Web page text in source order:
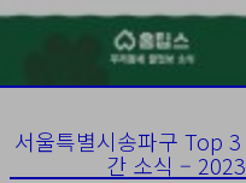
서울특별시송파구 Top
간 소식 –